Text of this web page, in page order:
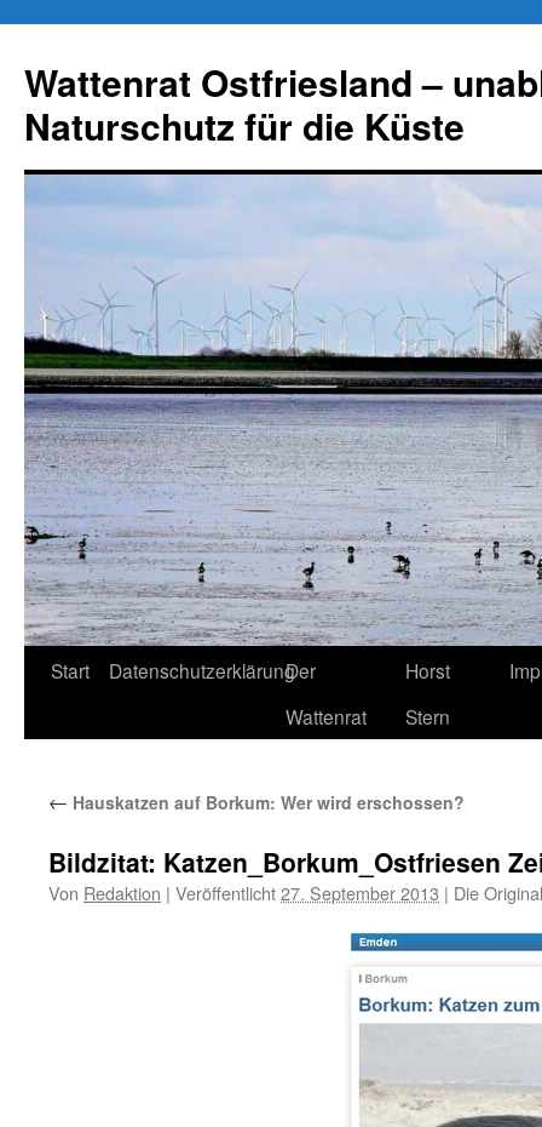
springen
Wattenrat Ostfriesland –
Naturschutz für die Küste
Start DatenschutzerklärungDer
Wattenrat
Horst
Stern
← Hauskatzen auf Borkum: Wer wird erschossen?
Bildzitat: Katzen_Borkum_Ostfriesen
Von Redaktion | Veröffentlicht27. September 2013 | Die